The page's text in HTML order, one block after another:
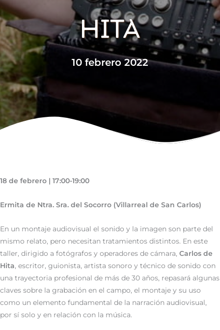
HITA
10 febrero 2022
18 de febrero | 17:00-19:00
Ermita de Ntra. Sra. del Socorro (Villarreal de San Carlos)
En un montaje audiovisual el sonido y la imagen son parte del
mismo relato, pero necesitan tratamientos distintos. En este
taller, dirigido a fotógrafos y operadores de cámara, Carlos de
Hita, escritor, guionista, artista sonoro y técnico de sonido con
una trayectoria profesional de más de 30 años, repasará algunas
claves sobre la grabación en el campo, el montaje y su uso
como un elemento fundamental de la narración audiovisual,
por sí solo y en relación con la música.